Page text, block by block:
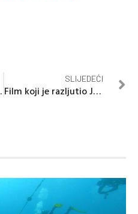
SLIJEDEĆI
Film koji je razljutio Josipa Broza Tita